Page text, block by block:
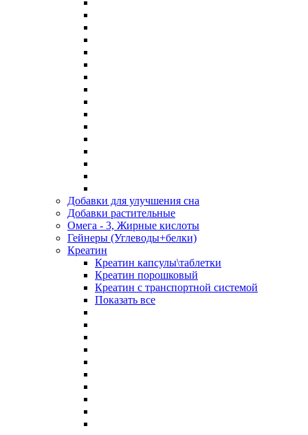
Добавки для улучшения сна
Добавки растительные
Омега - 3, Жирные кислоты
Гейнеры (Углеводы+белки)
Креатин
Креатин капсулы\таблетки
Креатин порошковый
Креатин с транспортной системой
Показать все